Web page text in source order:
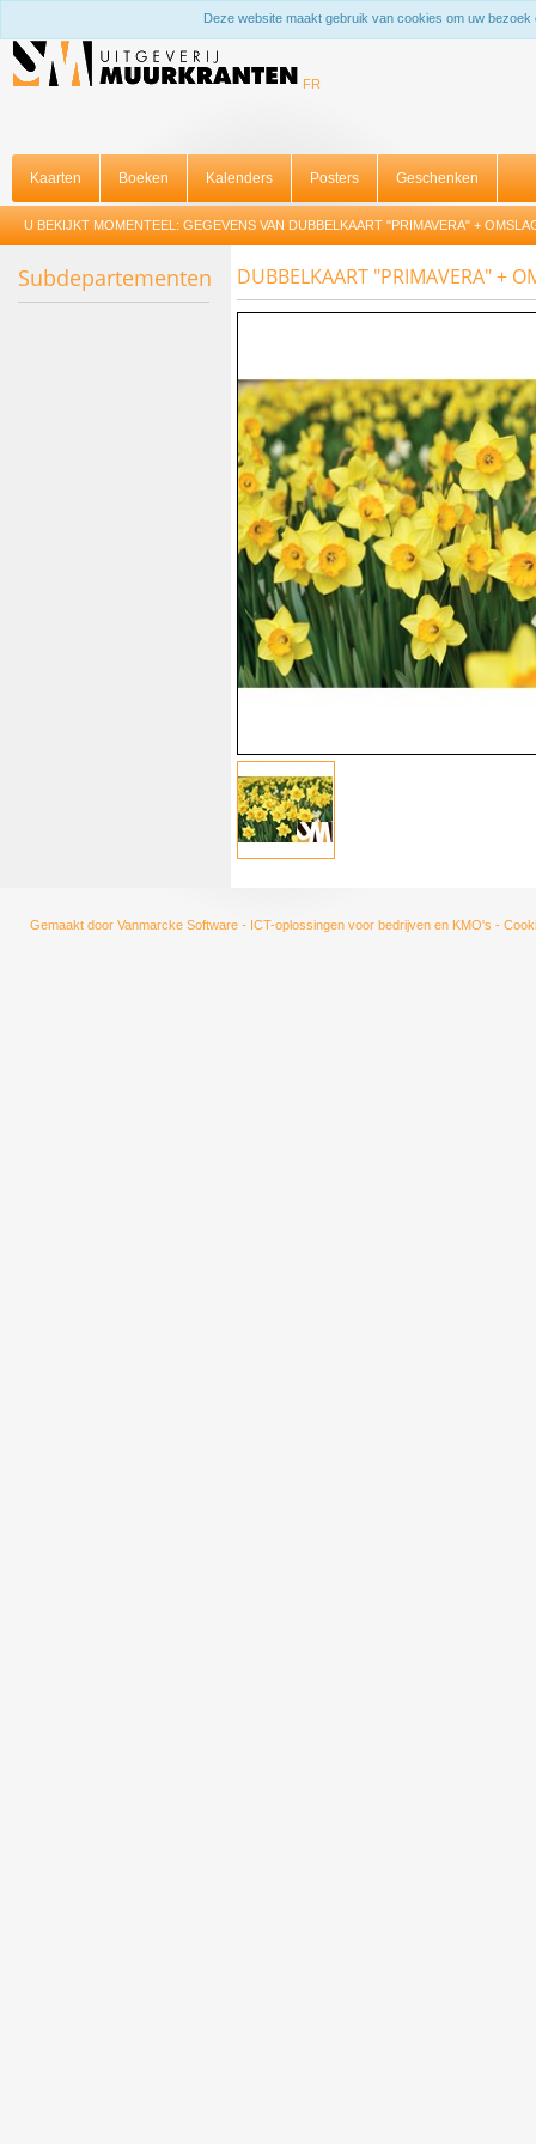
Deze website maakt gebruik van cookies om uw
FR
Kaarten Boeken Kalenders Posters Geschenken
U BEKIJKT MOMENTEEL: GEGEVENS VAN DUBBELKAART "PRIMAVERA" +
Subdepartementen DUBBELKAART "PRIMAVERA" +
Gemaakt door Vanmarcke Software - ICT-oplossingen voor bedrijven en KMO's -